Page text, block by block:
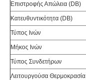
Επιστροφής Απώλεια (DB)
Κατευθυντικότητα (DB)
Τύπος Ινών
Μήκος Ινών
Τύπος Συνδετήρων
Λειτουργούσα